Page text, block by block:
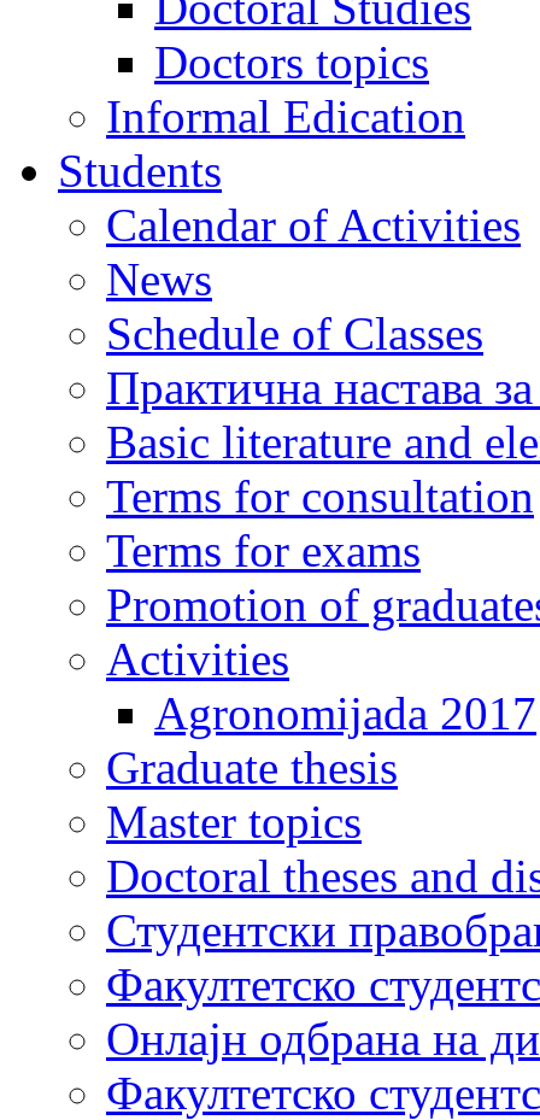
Doctors topics
Informal Edication
Students
Calendar of Activities
News
Schedule of Classes
Практична настава
Basic literature and
Terms for consultation
Terms for exams
Promotion of
Activities
Agronomijada 2017
Graduate thesis
Master topics
Doctoral theses and
Студентски
Факултетско
Онлајн одбрана на
Факултетско